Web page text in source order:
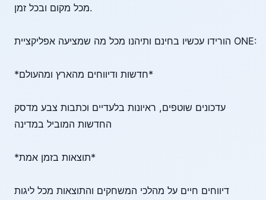
מכל מקום ובכל זמן.
הורידו עכשיו בחינם ותיהנו מכל מה שמציעה אפליקציית ONE:
*חדשות ודיווחים מהארץ ומהעולם*
עדכונים שוטפים, ראיונות בלעדיים וכתבות צבע מדסק
החדשות המוביל במדינה
*תוצאות בזמן אמת*
דיווחים חיים על מהלכי המשחקים והתוצאות מכל ליגות